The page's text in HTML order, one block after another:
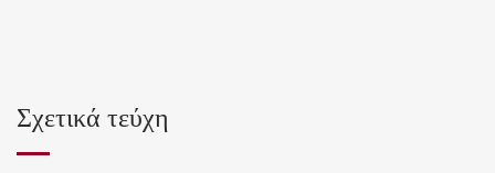
Σχετικά τεύχη